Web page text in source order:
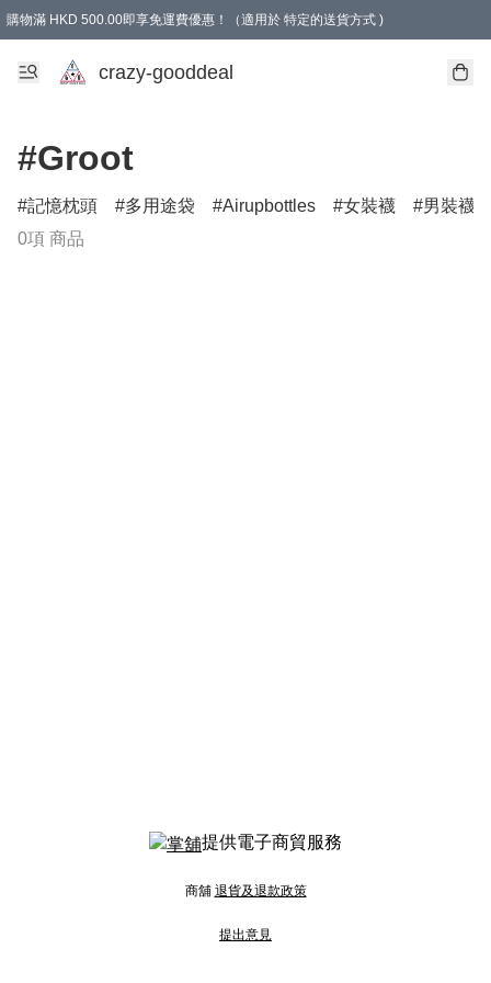
購物滿 HKD 500.00即享免運費優惠！（適用於 特定的送貨方式 )
成為會員可享免費禮品
crazy-gooddeal
#Groot
記憶枕頭 多用途袋 Airupbottles 女裝襪
男裝襪
0項 商品
提供電子商貿服務
商舖 退貨及退款政策
提出意見